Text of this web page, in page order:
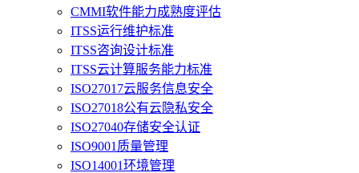
CMMI软件能力成熟度评估
ITSS运行维护标准
ITSS咨询设计标准
ITSS云计算服务能力标准
ISO27017云服务信息安全
ISO27018公有云隐私安全
ISO27040存储安全认证
ISO9001质量管理
ISO14001环境管理